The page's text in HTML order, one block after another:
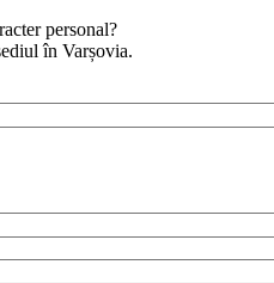
personal?
în Varșovia.